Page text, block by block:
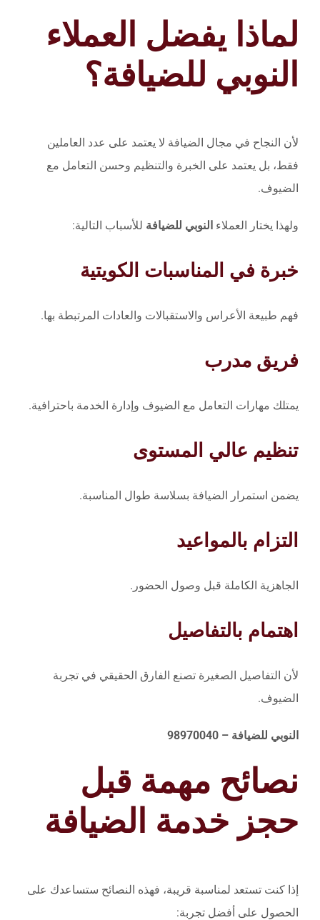
لماذا يفضل العملاء
النوبي للضيافة؟
لأن النجاح في مجال الضيافة لا يعتمد على عدد العاملين
فقط، بل يعتمد على الخبرة والتنظيم وحسن التعامل مع
الضيوف.
ولهذا يختار العملاء النوبي للضيافة للأسباب التالية:
خبرة في المناسبات الكويتية
فهم طبيعة الأعراس والاستقبالات والعادات المرتبطة بها.
فريق مدرب
يمتلك مهارات التعامل مع الضيوف وإدارة الخدمة باحترافية.
تنظيم عالي المستوى
يضمن استمرار الضيافة بسلاسة طوال المناسبة.
التزام بالمواعيد
الجاهزية الكاملة قبل وصول الحضور.
اهتمام بالتفاصيل
لأن التفاصيل الصغيرة تصنع الفارق الحقيقي في تجربة
الضيوف.
النوبي للضيافة – 98970040
نصائح مهمة قبل
حجز خدمة الضيافة
إذا كنت تستعد لمناسبة قريبة، فهذه النصائح ستساعدك على
الحصول على أفضل تجربة: